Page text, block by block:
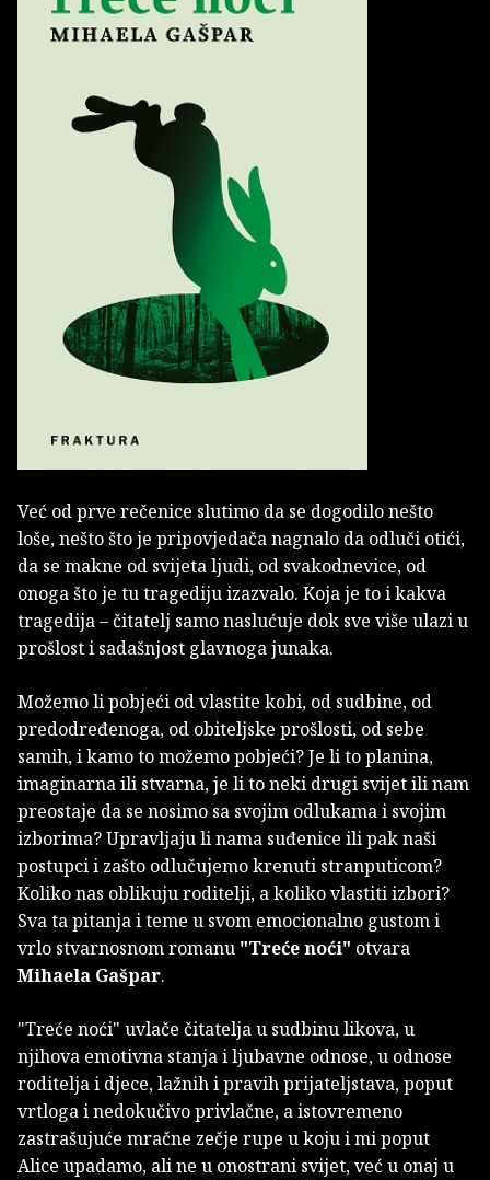
Već od prve rečenice slutimo da se dogodilo nešto
loše, nešto što je pripovjedača nagnalo da odluči otići,
da se makne od svijeta ljudi, od svakodnevice, od
onoga što je tu tragediju izazvalo. Koja je to i kakva
tragedija – čitatelj samo naslućuje dok sve više ulazi u
prošlost i sadašnjost glavnoga junaka.
Možemo li pobjeći od vlastite kobi, od sudbine, od
predodređenoga, od obiteljske prošlosti, od sebe
samih, i kamo to možemo pobjeći? Je li to planina,
imaginarna ili stvarna, je li to neki drugi svijet ili nam
preostaje da se nosimo sa svojim odlukama i svojim
izborima? Upravljaju li nama suđenice ili pak naši
postupci i zašto odlučujemo krenuti stranputicom?
Koliko nas oblikuju roditelji, a koliko vlastiti izbori?
Sva ta pitanja i teme u svom emocionalno gustom i
vrlo stvarnosnom romanu "Treće noći" otvara
Mihaela Gašpar.
"Treće noći" uvlače čitatelja u sudbinu likova, u
njihova emotivna stanja i ljubavne odnose, u odnose
roditelja i djece, lažnih i pravih prijateljstava, poput
vrtloga i nedokučivo privlačne, a istovremeno
zastrašujuće mračne zečje rupe u koju i mi poput
Alice upadamo, ali ne u onostrani svijet, već u onaj u